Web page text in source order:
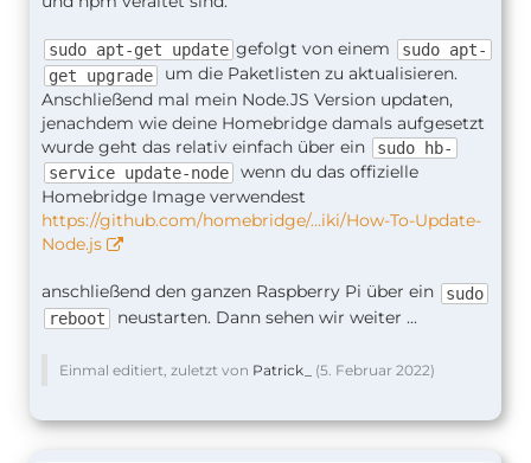
sudo apt-get update gefolgt von einem
sudo apt-
get upgrade
um die Paketlisten zu aktualisieren.
Anschließend mal mein Node.JS Version updaten,
jenachdem wie deine Homebridge damals aufgesetzt
wurde geht das relativ einfach über ein
sudo hb-
service update-node
wenn du das offizielle
Homebridge Image verwendest
https://github.com/homebridge/…iki/How-To-Update-
Node.js
anschließend den ganzen Raspberry Pi über ein
sudo
reboot
neustarten. Dann sehen wir weiter ...
Einmal editiert, zuletzt von Patrick_ (5. Februar 2022)